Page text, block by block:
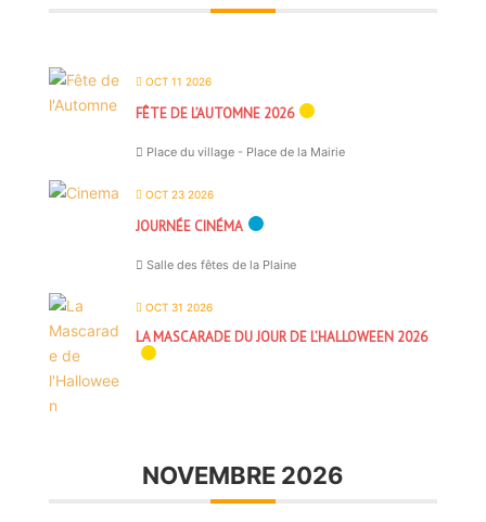
OCT 11 2026
FÊTE DE L’AUTOMNE 2026
Place du village - Place de la Mairie
OCT 23 2026
JOURNÉE CINÉMA
Salle des fêtes de la Plaine
OCT 31 2026
LA MASCARADE DU JOUR DE L’HALLOWEEN 2026
NOVEMBRE 2026